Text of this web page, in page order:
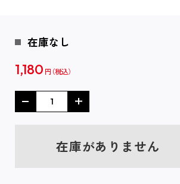
在庫なし
1,180 円
在庫がありません